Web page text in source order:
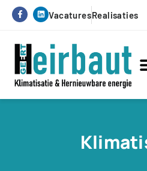
VacaturesRealisaties